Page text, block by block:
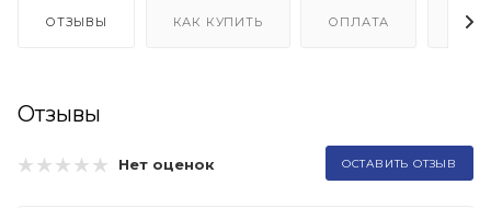
ОТЗЫВЫ КАК КУПИТЬ ОПЛАТА
Отзывы
Нет оценок ОСТАВИТЬ ОТЗЫВ